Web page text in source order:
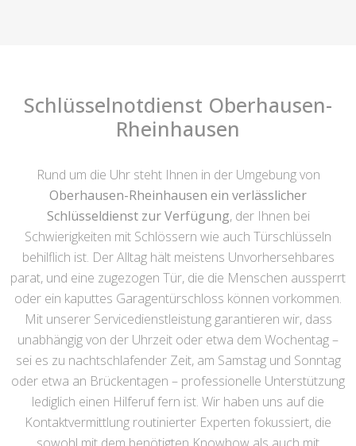
Schlüsselnotdienst Oberhausen-
Rheinhausen
Rund um die Uhr steht Ihnen in der Umgebung von
Oberhausen-Rheinhausen ein verlässlicher
Schlüsseldienst zur Verfügung, der Ihnen bei
Schwierigkeiten mit Schlössern wie auch Türschlüsseln
behilflich ist. Der Alltag hält meistens Unvorhersehbares
parat, und eine zugezogen Tür, die die Menschen aussperrt
oder ein kaputtes Garagentürschloss können vorkommen.
Mit unserer Servicedienstleistung garantieren wir, dass
unabhängig von der Uhrzeit oder etwa dem Wochentag –
sei es zu nachtschlafender Zeit, am Samstag und Sonntag
oder etwa an Brückentagen – professionelle Unterstützung
lediglich einen Hilferuf fern ist. Wir haben uns auf die
Kontaktvermittlung routinierter Experten fokussiert, die